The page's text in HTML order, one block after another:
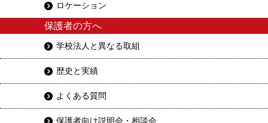
ロケーション
保護者の方へ
学校法人と異なる取組
歴史と実績
よくある質問
保護者向け説明会・相談会